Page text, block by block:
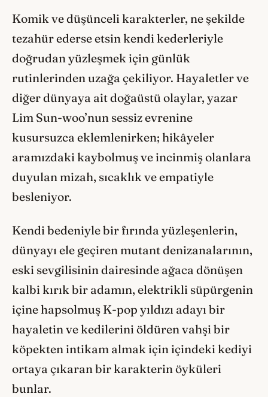
Komik ve düşünceli karakterler, ne şekilde
tezahür ederse etsin kendi kederleriyle
doğrudan yüzleşmek için günlük
rutinlerinden uzağa çekiliyor. Hayaletler ve
diğer dünyaya ait doğaüstü olaylar, yazar
Lim Sun-woo’nun sessiz evrenine
kusursuzca eklemlenirken; hikâyeler
aramızdaki kaybolmuş ve incinmiş olanlara
duyulan mizah, sıcaklık ve empatiyle
besleniyor.
Kendi bedeniyle bir fırında yüzleşenlerin,
dünyayı ele geçiren mutant denizanalarının,
eski sevgilisinin dairesinde ağaca dönüşen
kalbi kırık bir adamın, elektrikli süpürgenin
içine hapsolmuş K-pop yıldızı adayı bir
hayaletin ve kedilerini öldüren vahşi bir
köpekten intikam almak için içindeki kediyi
ortaya çıkaran bir karakterin öyküleri
bunlar.